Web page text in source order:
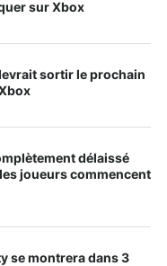
sur Xbox
sortir le prochain
délaissé
joueurs commencent
se montrera dans 3